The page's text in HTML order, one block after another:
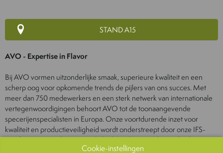
STAND A15
AVO - Expertise in Flavor
Bij AVO vormen uitzonderlijke smaak, superieure kwaliteit en een
scherp oog voor opkomende trends de pijlers van ons succes. Met
meer dan 750 medewerkers en een sterk netwerk van internationale
vertegenwoordigingen behoort AVO tot de toonaangevende
specerijenspecialisten in Europa. Onze voortdurende inzet voor
kwaliteit en productieveiligheid wordt onderstreept door onze IFS-
certificering en naleving van de biologische verordening (EG) nr.
834/2007. AVO is uw competente partner bij de verwerking en
Cookie-instellingen